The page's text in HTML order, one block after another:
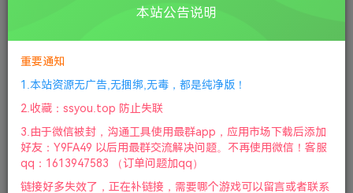
感人绘画新赛道变现，15分钟一个作品，日入几百
此内容为付费资源，请付费后查看
鲜花 1
赞助会员 免费
付费资源
本站公告说明
重要通知
1.本站资源无广告,无捆绑,无毒，都是纯净版！
2.收藏：ssyou.top 防止失联
3.由于微信被封，沟通工具使用最群app，应用市场下载后添加
好友：Y9FA49 以后用最群交流解决问题。不再使用微信！客服
qq：1613947583 （订单问题加qq）
链接好多失效了，正在补链接，需要哪个游戏可以留言或者联系